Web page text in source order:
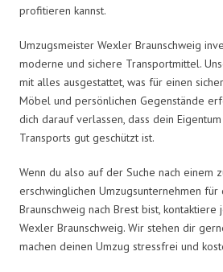
profitieren kannst.
Umzugsmeister Wexler Braunschweig
moderne und sichere Transportmittel.
mit alles ausgestattet, was für einen
Möbel und persönlichen Gegenstände
dich darauf verlassen, dass dein
Transports gut geschützt ist.
Wenn du also auf der Suche nach einem
erschwinglichen Umzugsunternehmen für
Braunschweig nach Brest bist,
Wexler Braunschweig. Wir stehen dir
machen deinen Umzug stressfrei und